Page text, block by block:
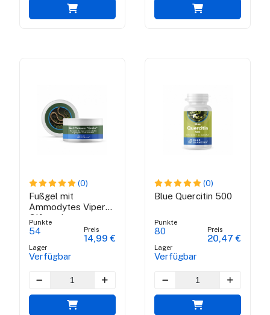
(0)
Fußgel mit
Ammodytes Viper
Gift und
brasilianische grüne
Punkte
54
Lager
Verfügbar
Preis
14,99 €
(0)
Blue Quercitin 500
Punkte
80
Lager
Verfügbar
Preis
20,47 €